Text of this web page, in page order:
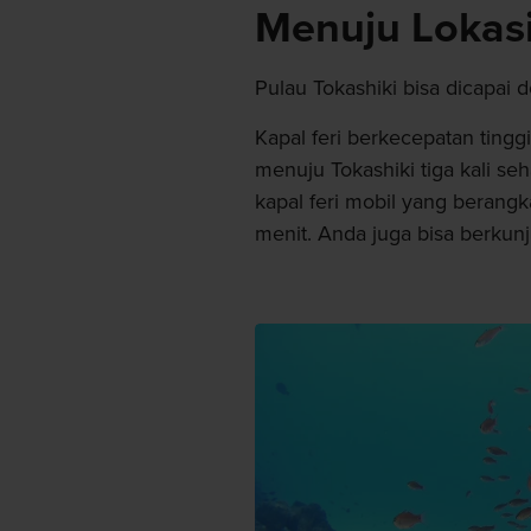
Menuju
Pulau Tokashiki bisa dicapai
Kapal feri berkecepatan
menuju Tokashiki tiga kali
kapal feri mobil yang
menit. Anda juga bisa